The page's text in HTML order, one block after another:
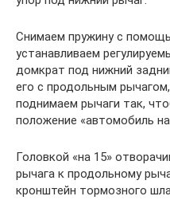
Снимаем пружину с
устанавливаем
домкрат под нижний
его с продольным
поднимаем рычаги так,
положение «автомобиль на
Головкой «на 15»
рычага к продольному
кронштейн тормозного